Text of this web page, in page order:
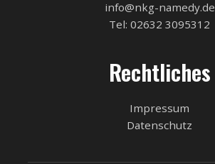
info@nkg-namedy.de
Tel: 02632 3095312
Rechtliches
Impressum
Datenschutz